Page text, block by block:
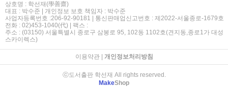
상호명 : 학선재(學善齋)
대표 : 박수준 | 개인정보 보호 책임자 : 박수준
사업자등록번호 :206-92-90181 | 통신판매업신고번호 : 제2022-서울종로-1679호
전화 : 02)453-1040(代) | 팩스 :
주소 : (03150) 서울특별시 종로구 삼봉로 95, 102동 1102호(견지동,종로1가 대성
스카이렉스)
이용약관| 개인정보처리방침
ⓒ도서출판 학선재 All rights reserved.
MakeShop